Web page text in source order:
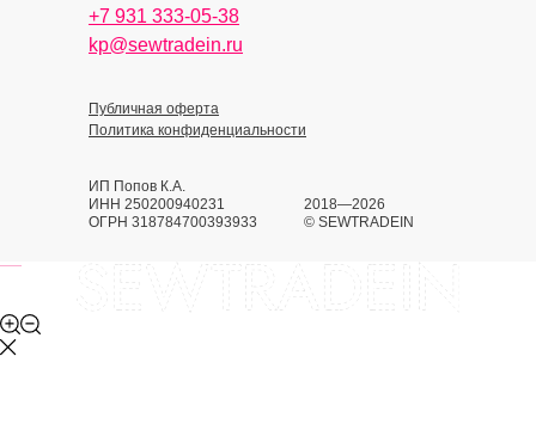
+7 931 333-05-38
kp@sewtradein.ru
ИП Попов К.А.
ИНН 250200940231
ОГРН 318784700393933
Политика конфиденциальности
Публичная оферта
2018—2026
© SEWTRADEIN